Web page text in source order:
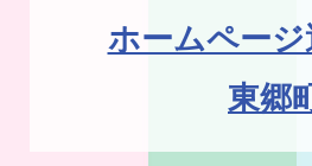
ホームペー
東郷